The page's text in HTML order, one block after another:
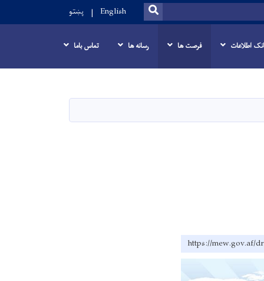
SEARCH
English پښتو
اطلاعات فرصت ها رسانه ها تماس باما
https://mew.gov.af/